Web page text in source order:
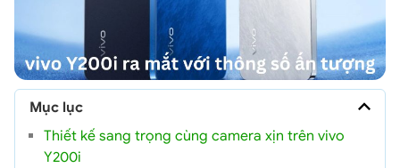
Mục lục
Thiết kế sang trọng cùng camera xịn trên vivo
Y200i